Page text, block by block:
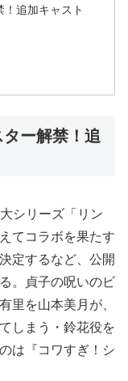
！追加キャスト
ター解禁！追
シリーズ「リン
てコラボを果たす
定するなど、公開
。貞子の呪いのビ
里を山本美月が、
しまう・鈴花役を
は『コワすぎ！シ